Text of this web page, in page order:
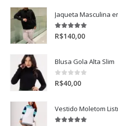
Jaqueta Masculina
5.00de 5
R$140,00
Blusa Gola Alta Slim
0de 5
R$40,00
Vestido Moletom